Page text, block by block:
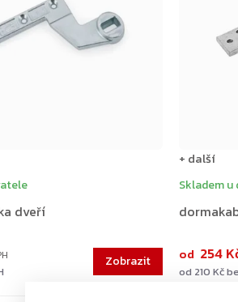
dveří
Skladem
od 210 Kč
od 254
+ další